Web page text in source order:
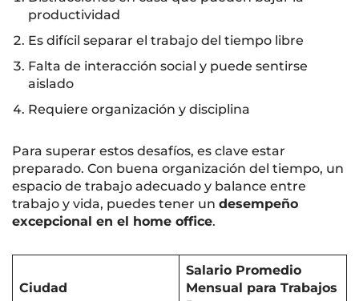
productividad
Es difícil separar el trabajo del tiempo libre
Falta de interacción social y puede sentirse
aislado
Requiere organización y disciplina
Para superar estos desafíos, es clave estar
preparado. Con buena organización del tiempo, un
espacio de trabajo adecuado y balance entre
trabajo y vida, puedes tener un desempeño
excepcional en el home office.
Ciudad
Salario Promedio
Mensual para Trabajos